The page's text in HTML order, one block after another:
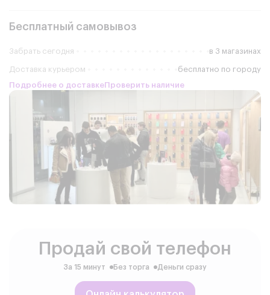
Бесплатный самовывоз
Забрать сегодня в 3 магазинах
Доставка курьером
бесплатно по городу
Подробнее о доставкеПроверить наличие
Продай свой телефон
За 15 минут Без торга Деньги сразу